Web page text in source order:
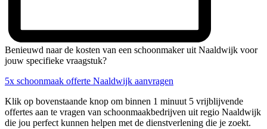
Benieuwd naar de kosten van een schoonmaker uit Naaldwijk voor
jouw specifieke vraagstuk?
5x schoonmaak offerte Naaldwijk aanvragen
Klik op bovenstaande knop om binnen 1 minuut 5 vrijblijvende
offertes aan te vragen van schoonmaakbedrijven uit regio Naaldwijk
die jou perfect kunnen helpen met de dienstverlening die je zoekt.